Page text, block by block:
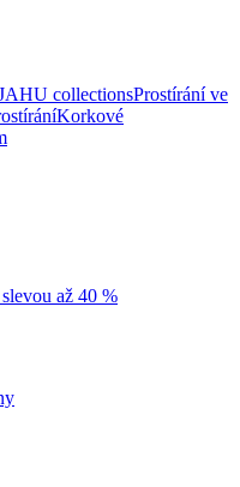
collectionsProstírání ve
Korkové
až 40 %